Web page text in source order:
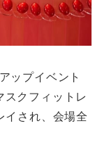
ップイベント
スクフィットレ
イされ、会場全